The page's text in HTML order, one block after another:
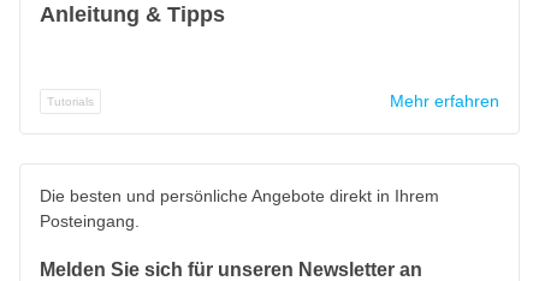
Anleitung & Tipps
Tutorials Mehr erfahren
Die besten und persönliche Angebote direkt in Ihrem
Posteingang.
Melden Sie sich für unseren Newsletter an